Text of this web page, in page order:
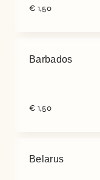
€ 1,50
Barbados
€ 1,50
Belarus